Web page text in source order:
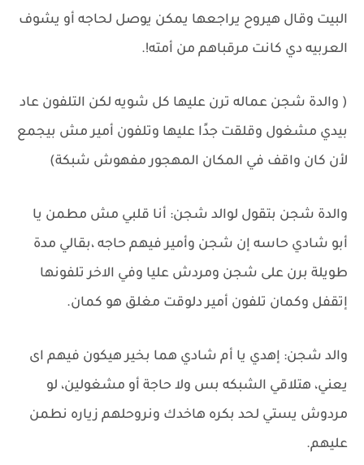
البيت وقال هيروح يراجعها يمكن يوصل لحاجه أو يشوف
العربيه دي كانت مرقباهم من أمته!.
( والدة شجن عماله ترن عليها كل شويه لكن التلفون عاد
بيدي مشغول وقلقت جدًا عليها وتلفون أمير مش بيجمع
لأن كان واقف في المكان المهجور مفهوش شبكة)
والدة شجن بتقول لوالد شجن: أنا قلبي مش مطمن يا
أبو شادي حاسه إن شجن وأمير فيهم حاجه ،بقالي مدة
طويلة برن على شجن ومردش عليا وفي الاخر تلفونها
إتقفل وكمان تلفون أمير دلوقت مغلق هو كمان.
والد شجن: إهدي يا أم شادي هما بخير هيكون فيهم اى
يعني، هتلاقي الشبكه بس ولا حاجة أو مشغولين، لو
مردوش يستي لحد بكره هاخدك ونروحلهم زياره نطمن
عليهم.